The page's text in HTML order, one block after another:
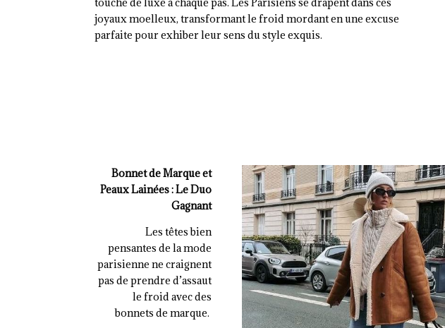
joyaux moelleux, transformant le froid mordant en une excuse
parfaite pour exhiber leur sens du style exquis.
Bonnet de Marque et
Peaux Lainées : Le Duo
Gagnant
Les têtes bien
pensantes de la mode
parisienne ne craignent
pas de prendre d’assaut
le froid avec des
bonnets de marque.